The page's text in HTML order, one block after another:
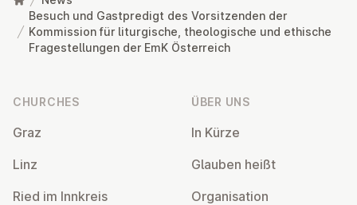
Besuch und Gastpredigt des Vorsitzenden der
Kommission für liturgische, theologische und ethische
Fragestellungen der EmK Österreich
CHURCHES
Graz
Linz
Ried im Innkreis
ÜBER UNS
In Kürze
Glauben heißt
Or­gan­isa­tion